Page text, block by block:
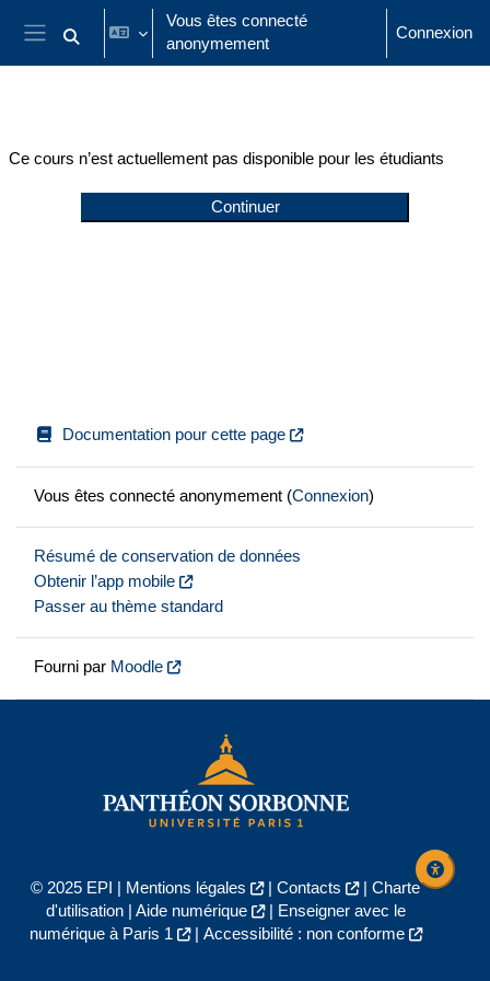
Passer au contenu principal
Panneau latéral
Activer/désactiver la saisie de recherche
Vous êtes connecté
anonymement
Connexion
Ce cours n’est actuellement pas disponible pour les étudiants
Continuer
Documentation pour cette page
Vous êtes connecté anonymement (Connexion)
Résumé de conservation de données
Obtenir l’app mobile
Passer au thème standard
Fourni par Moodle
© 2025 EPI | Mentions légales | Contacts | Charte
d'utilisation| Aide numérique |
Enseigner avec le
numérique à Paris 1
| Accessibilité : non conforme